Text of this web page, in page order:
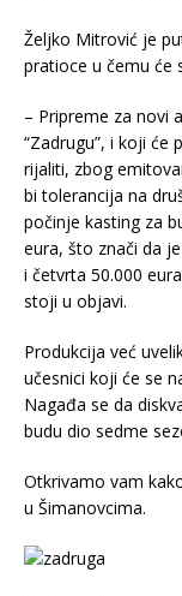
Željko Mitrović je
pratioce u čemu će
– Pripreme za novi
“Zadrugu”, i koji će
rijaliti, zbog
bi tolerancija na
počinje kasting za
eura, što znači da
i četvrta 50.000
stoji u objavi.
Produkcija već
učesnici koji će se
Nagađa se da
budu dio sedme
Otkrivamo vam
u Šimanovcima.